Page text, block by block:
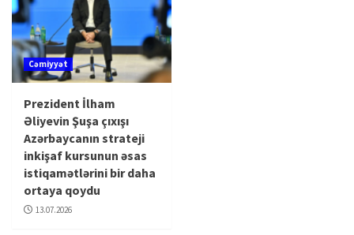
Cəmiyyət
Prezident İlham
Əliyevin Şuşa çıxışı
Azərbaycanın strateji
inkişaf kursunun əsas
istiqamətlərini bir daha
ortaya qoydu
13.07.2026